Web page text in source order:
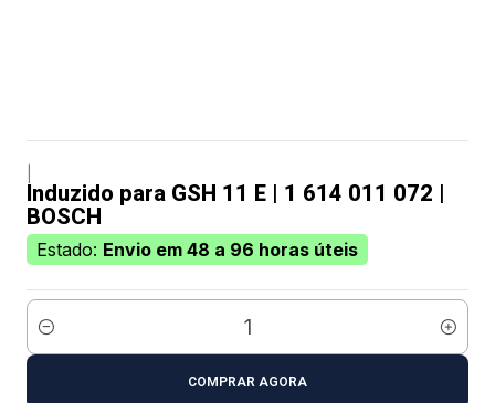
Induzido para GSH 11 E | 1 614 011 072 |
BOSCH
Estado: Envio em 48 a 96 horas úteis
Quantidade
COMPRAR AGORA